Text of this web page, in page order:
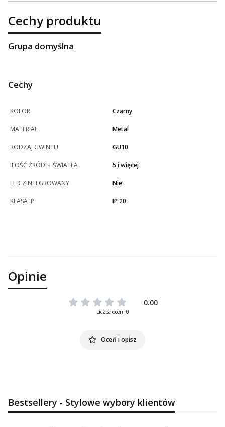
Cechy produktu
Grupa domyślna
Cechy
KOLOR Czarny
MATERIAŁ Metal
RODZAJ GWINTU GU10
ILOŚĆ ŹRÓDEŁ ŚWIATŁA 5 i więcej
LED ZINTEGROWANY Nie
KLASA IP IP 20
Opinie
0.00
Liczba ocen: 0
Oceń i opisz
Bestsellery - Stylowe wybory klientów